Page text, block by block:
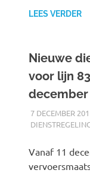
LEES VERDER
Nieuwe
voor lijn
december
7 DECEMBER
Vanaf 11